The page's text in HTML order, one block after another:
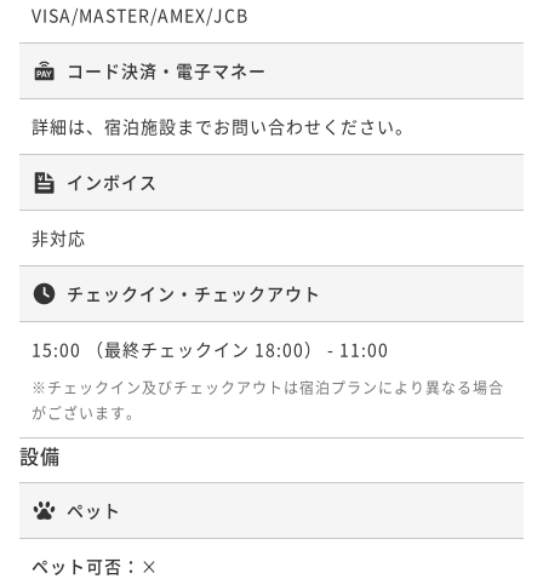
VISA/MASTER/AMEX/JCB
コード決済・電子マネー
詳細は、宿泊施設までお問い合わせください。
インボイス
非対応
チェックイン・チェックアウト
15:00 （最終チェックイン 18:00） - 11:00
※チェックイン及びチェックアウトは宿泊プランにより異なる場合
がございます。
設備
ペット
ペット可否： ×